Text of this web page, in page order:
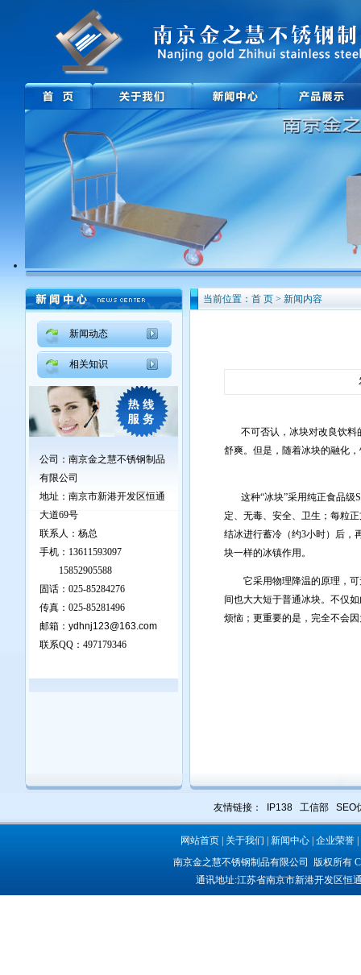
新闻动态
相关知识
公司：南京金之慧不锈钢制品
有限公司
地址： 南京市新港开发区恒通
大道69号
联系人：杨总
手机：13611593097
15852905588
固话：025-85284276
传真：025-85281496
邮箱： ydhnj123@163.com
联系QQ： 497179346
当前位置：首 页 > 新闻内容
不可否认，冰块对改良饮料
舒爽。但是，随着冰块的融化
这种“冰块”采用纯正食品级
定、无毒、安全、卫生；每粒
结冰进行蓄冷（约3小时）后，
块一样的冰镇作用。
它采用物理降温的原理，可
间也大大短于普通冰块。不仅
烦恼；更重要的是，完全不会
友情链接： IP138 工信部 SEO
网站首页 关于我们 新闻中心 企业荣誉
南京金之慧不锈钢制品有限公司
版权所有
通讯地址:江苏省南京市新港开发区恒